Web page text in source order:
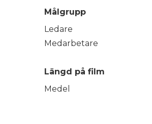
Målgrupp
Ledare
Medarbetare
Längd på film
Medel